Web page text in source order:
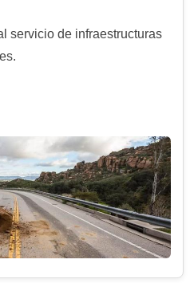
servicio de infraestructuras